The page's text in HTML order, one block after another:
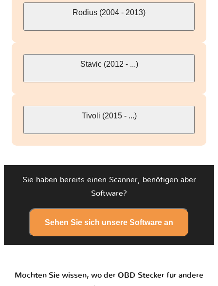
Rodius (2004 - 2013)
Stavic (2012 - ...)
Tivoli (2015 - ...)
Sie haben bereits einen Scanner, benötigen aber
Software?
Sehen Sie sich unsere Software an
Möchten Sie wissen, wo der OBD-Stecker für andere